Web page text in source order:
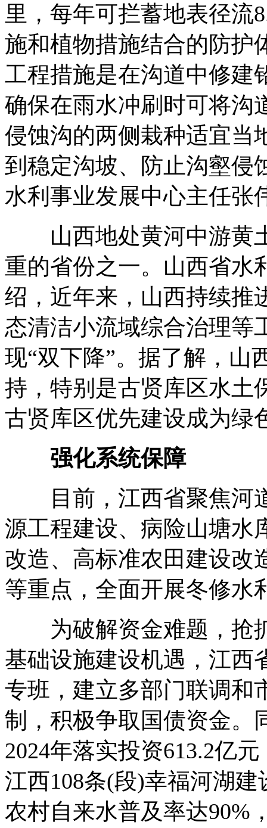
里，每年可拦蓄地表径流
施和植物措施结合的防护
工程措施是在沟道中修建
确保在雨水冲刷时可将沟
侵蚀沟的两侧栽种适宜当
到稳定沟坡、防止沟壑侵
水利事业发展中心主任张
山西地处黄河中游黄
重的省份之一。山西省水
绍，近年来，山西持续推
态清洁小流域综合治理等
现“双下降”。据了解，山
持，特别是古贤库区水土
古贤库区优先建设成为绿
强化系统保障
目前，江西省聚焦河
源工程建设、病险山塘水
改造、高标准农田建设改
等重点，全面开展冬修水
为破解资金难题，抢
基础设施建设机遇，江西
专班，建立多部门联调和
制，积极争取国债资金。
2024年落实投资613.2亿
江西108条(段)幸福河湖
农村自来水普及率达90%